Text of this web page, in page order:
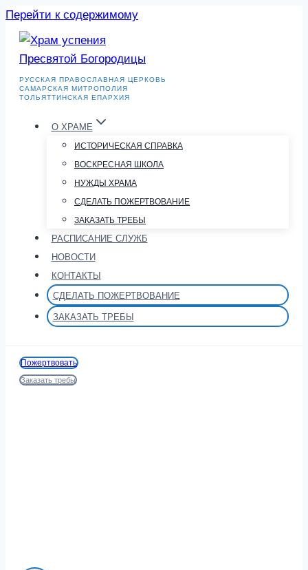
Перейти к содержимому
РУССКАЯ ПРАВОСЛАВНАЯ ЦЕРКОВЬ
САМАРСКАЯ МИТРОПОЛИЯ
ТОЛЬЯТТИНСКАЯ ЕПАРХИЯ
О ХРАМЕ
ИСТОРИЧЕСКАЯ СПРАВКА
ВОСКРЕСНАЯ ШКОЛА
НУЖДЫ ХРАМА
СДЕЛАТЬ ПОЖЕРТВОВАНИЕ
ЗАКАЗАТЬ ТРЕБЫ
РАСПИСАНИЕ СЛУЖБ
НОВОСТИ
КОНТАКТЫ
СДЕЛАТЬ ПОЖЕРТВОВАНИЕ
ЗАКАЗАТЬ ТРЕБЫ
Пожертвовать
Заказать требы